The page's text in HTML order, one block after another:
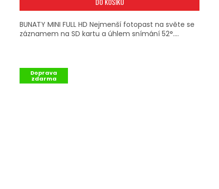
BUNATY MINI FULL HD Nejmenší fotopast na světe se
záznamem na SD kartu a úhlem snímání 52°....
Doprava
zdarma